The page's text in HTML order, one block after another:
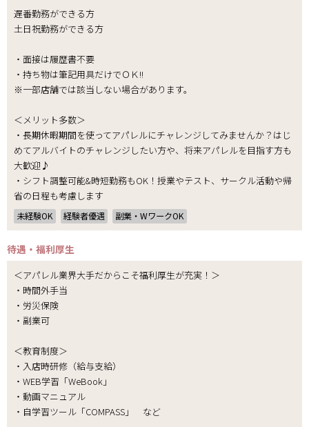
遅番勤務ができる方
土日祝勤務ができる方
・面接は履歴書不要
・持ち物は筆記用具だけでＯＫ!!
※一部店舗では該当しない場合があります。
＜メリット多数＞
・長期休暇期間を使ってアパレルにチャレンジしてみませんか？はじ
めてアルバイトのチャレンジしたい方や、将来アパレルを目指す方も
大歓迎♪
・シフト調整可能&時短勤務もOK！授業やテスト、サークル活動や帰
省の日程も考慮します
未経験OK 経験者優遇 副業・WワークOK
待遇・福利厚生
＜アパレル業界大手だからこそ福利厚生が充実！＞
・時間外手当
・労災保険
・副業可
＜教育制度＞
・入店時研修（給与支給）
・WEB学習「WeBook」
・動画マニュアル
・自学習ツール「COMPASS」 など